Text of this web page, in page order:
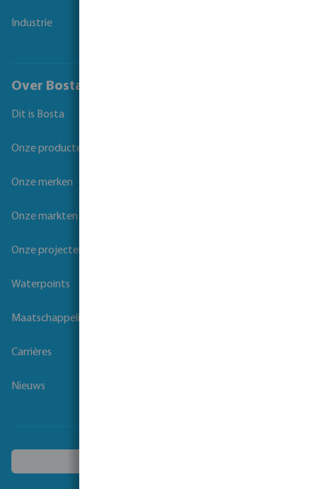
Industrie
Over Bosta
Dit is Bosta
Onze producten
Onze merken
Onze markten
Onze projecten
Waterpoints
Maatschappelijk verantwoord ondernemen
Carrières
Nieuws